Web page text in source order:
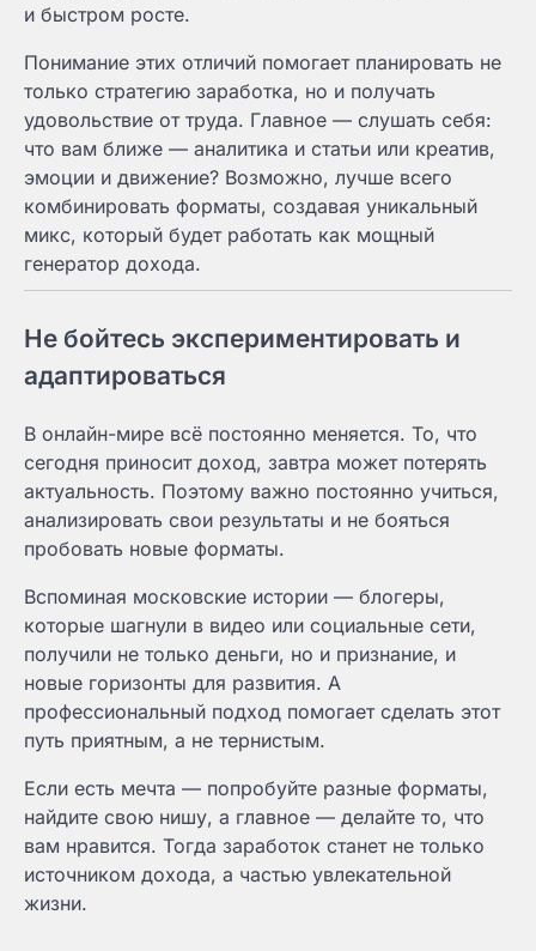
и быстром росте.
Понимание этих отличий помогает планировать не
только стратегию заработка, но и получать
удовольствие от труда. Главное — слушать себя:
что вам ближе — аналитика и статьи или креатив,
эмоции и движение? Возможно, лучше всего
комбинировать форматы, создавая уникальный
микс, который будет работать как мощный
генератор дохода.
Не бойтесь экспериментировать и
адаптироваться
В онлайн-мире всё постоянно меняется. То, что
сегодня приносит доход, завтра может потерять
актуальность. Поэтому важно постоянно учиться,
анализировать свои результаты и не бояться
пробовать новые форматы.
Вспоминая московские истории — блогеры,
которые шагнули в видео или социальные сети,
получили не только деньги, но и признание, и
новые горизонты для развития. А
профессиональный подход помогает сделать этот
путь приятным, а не тернистым.
Если есть мечта — попробуйте разные форматы,
найдите свою нишу, а главное — делайте то, что
вам нравится. Тогда заработок станет не только
источником дохода, а частью увлекательной
жизни.